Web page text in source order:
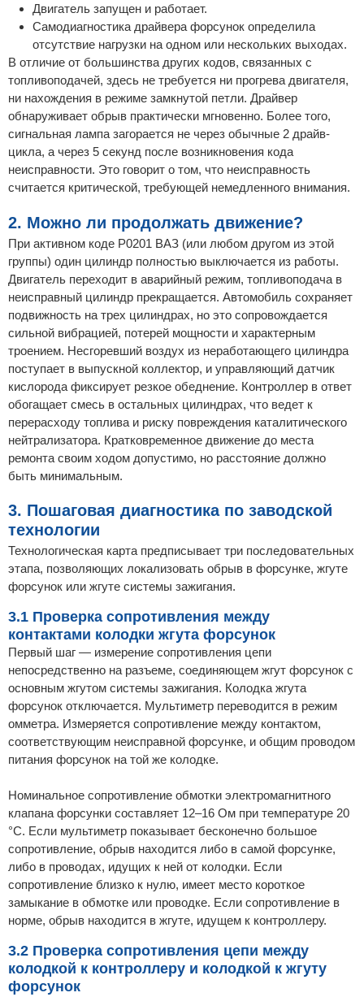
Двигатель запущен и работает.
Самодиагностика драйвера форсунок определила
отсутствие нагрузки на одном или нескольких выходах.
В отличие от большинства других кодов, связанных с
топливоподачей, здесь не требуется ни прогрева двигателя,
ни нахождения в режиме замкнутой петли. Драйвер
обнаруживает обрыв практически мгновенно. Более того,
сигнальная лампа загорается не через обычные 2 драйв-
цикла, а через 5 секунд после возникновения кода
неисправности. Это говорит о том, что неисправность
считается критической, требующей немедленного внимания.
2. Можно ли продолжать движение?
При активном коде Р0201 ВАЗ (или любом другом из этой
группы) один цилиндр полностью выключается из работы.
Двигатель переходит в аварийный режим, топливоподача в
неисправный цилиндр прекращается. Автомобиль сохраняет
подвижность на трех цилиндрах, но это сопровождается
сильной вибрацией, потерей мощности и характерным
троением. Несгоревший воздух из неработающего цилиндра
поступает в выпускной коллектор, и управляющий датчик
кислорода фиксирует резкое обеднение. Контроллер в ответ
обогащает смесь в остальных цилиндрах, что ведет к
перерасходу топлива и риску повреждения каталитического
нейтрализатора. Кратковременное движение до места
ремонта своим ходом допустимо, но расстояние должно
быть минимальным.
3. Пошаговая диагностика по заводской
технологии
Технологическая карта предписывает три последовательных
этапа, позволяющих локализовать обрыв в форсунке, жгуте
форсунок или жгуте системы зажигания.
3.1 Проверка сопротивления между
контактами колодки жгута форсунок
Первый шаг — измерение сопротивления цепи
непосредственно на разъеме, соединяющем жгут форсунок с
основным жгутом системы зажигания. Колодка жгута
форсунок отключается. Мультиметр переводится в режим
омметра. Измеряется сопротивление между контактом,
соответствующим неисправной форсунке, и общим проводом
питания форсунок на той же колодке.
Номинальное сопротивление обмотки электромагнитного
клапана форсунки составляет 12–16 Ом при температуре 20
°C. Если мультиметр показывает бесконечно большое
сопротивление, обрыв находится либо в самой форсунке,
либо в проводах, идущих к ней от колодки. Если
сопротивление близко к нулю, имеет место короткое
замыкание в обмотке или проводке. Если сопротивление в
норме, обрыв находится в жгуте, идущем к контроллеру.
3.2 Проверка сопротивления цепи между
колодкой к контроллеру и колодкой к жгуту
форсунок